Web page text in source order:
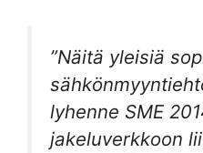
”Näitä yleisiä
lyhenne SME
jakeluverkkoon